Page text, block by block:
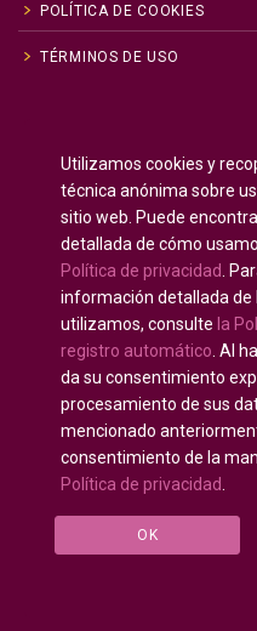
POLÍTICA DE COOKIES
TÉRMINOS DE USO
Русский
Ruso)
Español
Français(Francés)
Alemán
العربية(Árabe
)
Português(Portugués,
Derechos de autor ©
Universidad digital para la
Accounts Chamber of the
Utilizamos cookies y
técnica anónima sobre
sitio web. Puede
detallada de cómo
Política de privacidad
.
información detallada de
utilizamos, consulte la
registro automático . Al
da su consentimiento
procesamiento de sus
mencionado
consentimiento de la
Política de privacidad
OK